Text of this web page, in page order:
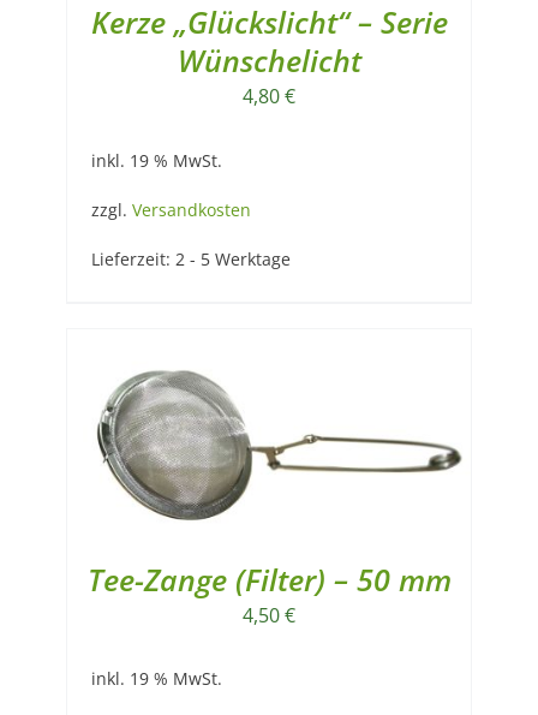
Kerze „Glückslicht“ – Serie
Wünschelicht
4,80€
inkl. 19 % MwSt.
zzgl. Versandkosten
Lieferzeit: 2 - 5 Werktage
Tee-Zange (Filter) – 50 mm
4,50€
inkl. 19 % MwSt.